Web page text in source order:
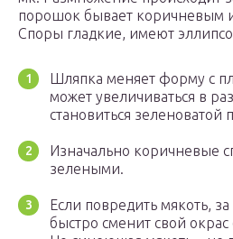
порошок бывает коричневым
Споры гладкие, имеют
Шляпка меняет форму с
может увеличиваться в
становиться зеленоватой
Изначально коричневые
зелеными.
Если повредить мякоть,
быстро сменит свой